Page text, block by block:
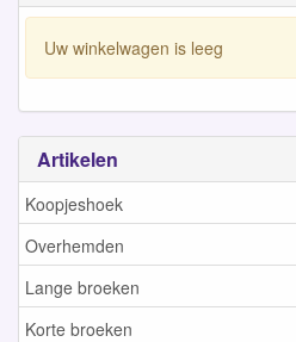
Uw winkelwagen is leeg
Artikelen
Koopjeshoek
Overhemden
Lange broeken
Korte broeken